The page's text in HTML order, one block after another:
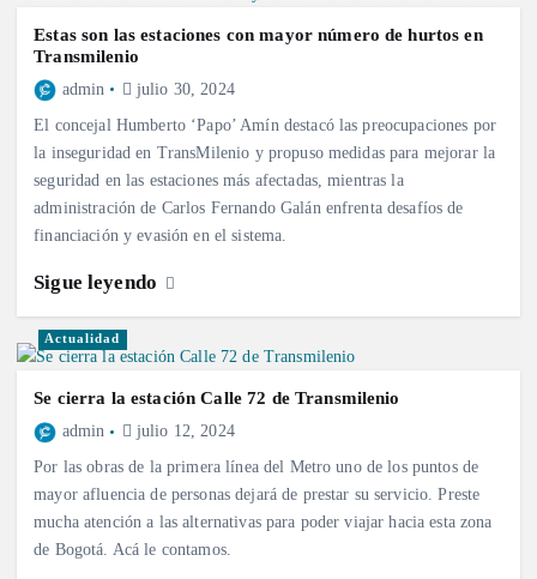
Estas son las estaciones con mayor número de hurtos en
Transmilenio
admin julio 30, 2024
El concejal Humberto ‘Papo’ Amín destacó las preocupaciones por
la inseguridad en TransMilenio y propuso medidas para mejorar la
seguridad en las estaciones más afectadas, mientras la
administración de Carlos Fernando Galán enfrenta desafíos de
financiación y evasión en el sistema.
Sigue leyendo
Actualidad
Se cierra la estación Calle 72 de Transmilenio
admin julio 12, 2024
Por las obras de la primera línea del Metro uno de los puntos de
mayor afluencia de personas dejará de prestar su servicio. Preste
mucha atención a las alternativas para poder viajar hacia esta zona
de Bogotá. Acá le contamos.